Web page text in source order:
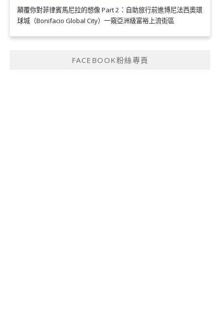
顛覆你對菲律賓馬尼拉的想像 Part 2：自助旅行前進博尼法西奧環
球城（Bonifacio Global City）一窺亞洲級富裕上流街區
FACEBOOK粉絲專頁